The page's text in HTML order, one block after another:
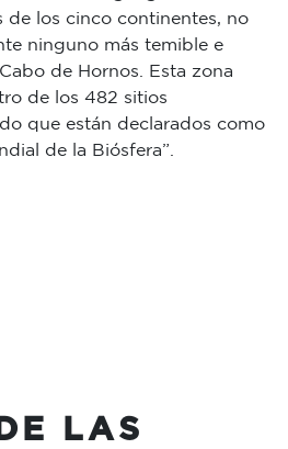
de los cinco continentes, no
ninguno más temible e
de Hornos. Esta zona
de los 482 sitios
que están declarados como
de la Biósfera”.
LAS